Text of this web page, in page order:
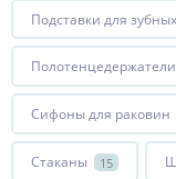
Подставки для
Полотенцедержатели
Сифоны для раковин
Стаканы 15